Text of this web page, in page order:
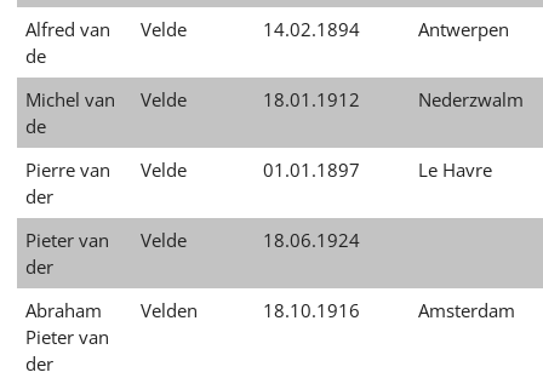
Alfred van
de
Velde 14.02.1894 Antwerpen
Michel van
de
Velde 18.01.1912 Nederzwalm
Pierre van
der
Velde 01.01.1897 Le Havre
Pieter van
der
Velde 18.06.1924
Abraham
Pieter van
der
Velden 18.10.1916 Amsterdam